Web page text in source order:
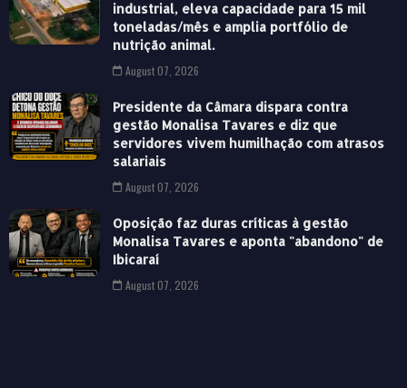
industrial, eleva capacidade para 15 mil
toneladas/mês e amplia portfólio de
nutrição animal.
August 07, 2026
Presidente da Câmara dispara contra
gestão Monalisa Tavares e diz que
servidores vivem humilhação com atrasos
salariais
August 07, 2026
Oposição faz duras críticas à gestão
Monalisa Tavares e aponta "abandono" de
Ibicaraí
August 07, 2026